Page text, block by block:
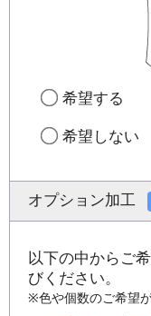
希望する
希望しない
オプション加工
以下の中からご
びください。
※色や個数のご希望